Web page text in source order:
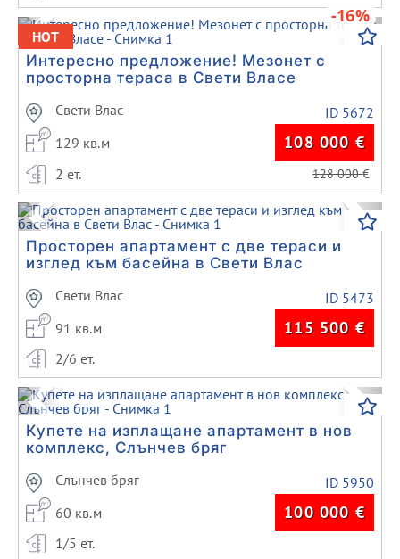
Previous Next
HOT
-16%
Интересно предложение! Мезонет с
просторна тераса в Свети Власе
Свети Влас
ID 5672
129 кв.м
108 000 €
2 ет. 128 000€
Previous Next
Просторен апартамент с две тераси и
изглед към басейна в Свети Влас
Свети Влас
ID 5473
91 кв.м
115 500 €
2/6 ет.
Previous Next
Купете на изплащане апартамент в нов
комплекс, Слънчев бряг
Слънчев бряг
ID 5950
60 кв.м
100 000 €
1/5 ет.